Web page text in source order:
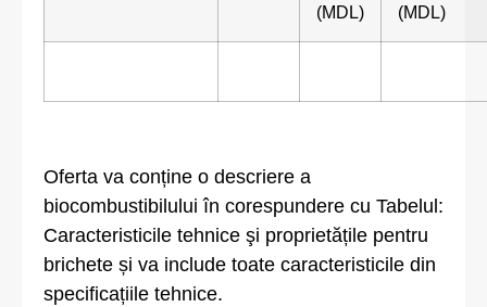
(MDL)
(MDL)
Oferta va conține o descriere a
biocombustibilului în corespundere cu Tabelul:
Caracteristicile tehnice şi proprietățile pentru
brichete și va include toate caracteristicile din
specificațiile tehnice.